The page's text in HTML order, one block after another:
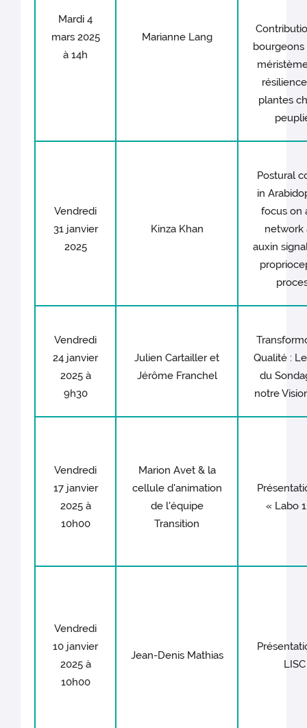
Mardi 4
mars 2025
à 14h
Marianne Lang
bourgeons
plantes
Vendredi
31 janvier
2025
Kinza Khan
Postural
in
focus on
network
auxin
Vendredi
24 janvier
2025 à
9h30
Julien Cartailler et
Jérôme Franchel
Qualité :
du
notre
Vendredi
17 janvier
2025 à
10h00
Marion Avet & la
cellule d'animation
de l'équipe
Transition
« Labo
Vendredi
10 janvier
2025 à
10h00
Jean-Denis Mathias
LISC